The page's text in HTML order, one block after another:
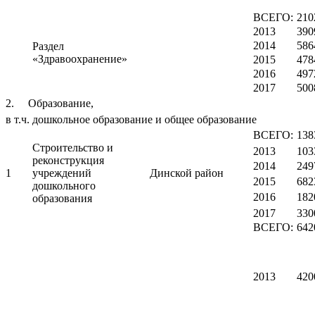
Раздел
«Здравоохранение»
ВСЕГО:
2013
2014
2015
2016
2017
2. Образование,
в т.ч. дошкольное образование и общее образование
1
Строительство и
реконструкция
учреждений
дошкольного
образования
Динской район
ВСЕГО:
2013
2014
2015
2016
2017
ВСЕГО:
2013